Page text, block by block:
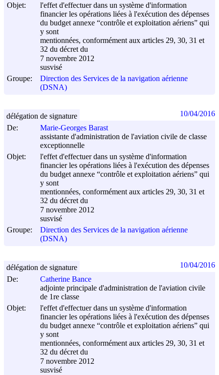
Objet:
l'effet d'effectuer dans un système d'information
financier les opérations liées à l'exécution des dépenses
du budget annexe “contrôle et exploitation aériens” qui
y sont
mentionnées, conformément aux articles 29, 30, 31 et
32 du décret du
7 novembre 2012
susvisé
Groupe:
Direction des Services de la navigation aérienne
(DSNA)
De:
Marie-Georges Barast
assistante d'administration de l'aviation civile de classe
exceptionnelle
Objet:
l'effet d'effectuer dans un système d'information
financier les opérations liées à l'exécution des dépenses
du budget annexe “contrôle et exploitation aériens” qui
y sont
mentionnées, conformément aux articles 29, 30, 31 et
32 du décret du
7 novembre 2012
susvisé
Groupe:
Direction des Services de la navigation aérienne
(DSNA)
délégation de signature 10/04/2016
De:
Catherine Bance
adjointe principale d'administration de l'aviation civile
de 1re classe
Objet:
l'effet d'effectuer dans un système d'information
financier les opérations liées à l'exécution des dépenses
du budget annexe “contrôle et exploitation aériens” qui
y sont
mentionnées, conformément aux articles 29, 30, 31 et
32 du décret du
7 novembre 2012
susvisé
délégation de signature 10/04/2016